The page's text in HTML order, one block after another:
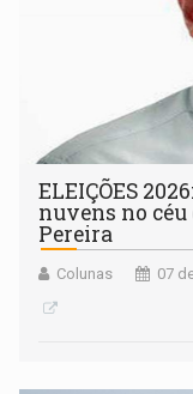
ELEIÇÕES
nuvens no
Pereira
Colunas 07